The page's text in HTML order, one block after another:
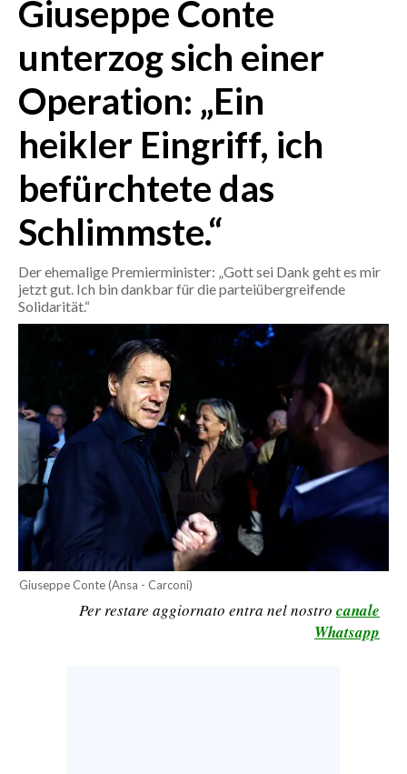
ITALIA
MONDO
POLITICA
ECONOMIA
SERVIZI ALLE IMPRESE
BANDI
SPORT IN SARDEGNA
RISULTATI E CLASSIFICHE
CALCIO
CALCIO REGIONALE
BASKET
VOLLEY
MOTORI
TENNIS
ALTRI SPORT
Giuseppe Conte
unterzog sich einer
Operation: „Ein
heikler Eingriff, ich
befürchtete das
Schlimmste.“
Der ehemalige Premierminister: „Gott sei Dank geht es mir
jetzt gut. Ich bin dankbar für die parteiübergreifende
Solidarität.“
Giuseppe Conte (Ansa - Carconi)
Per restare aggiornato entra nel nostro canale
Whatsapp